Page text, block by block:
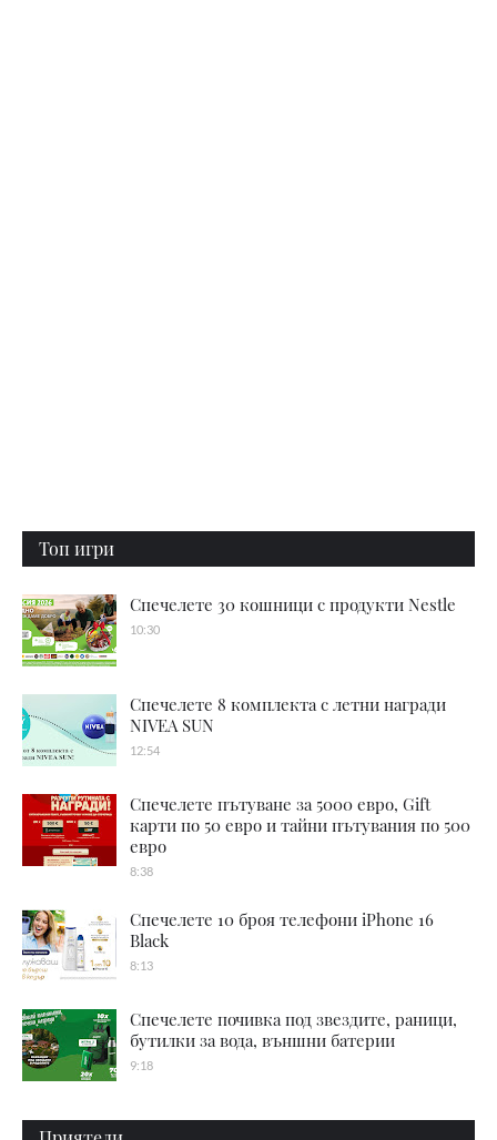
Топ игри
Спечелете 30 кошници с продукти Nestle
10:30
Спечелете 8 комплекта с летни награди
NIVEA SUN
12:54
Спечелете пътуване за 5000 евро, Gift
карти по 50 евро и тайни пътувания по 500
евро
8:38
Спечелете 10 броя телефони iPhone 16
Black
8:13
Спечелете почивка под звездите, раници,
бутилки за вода, външни батерии
9:18